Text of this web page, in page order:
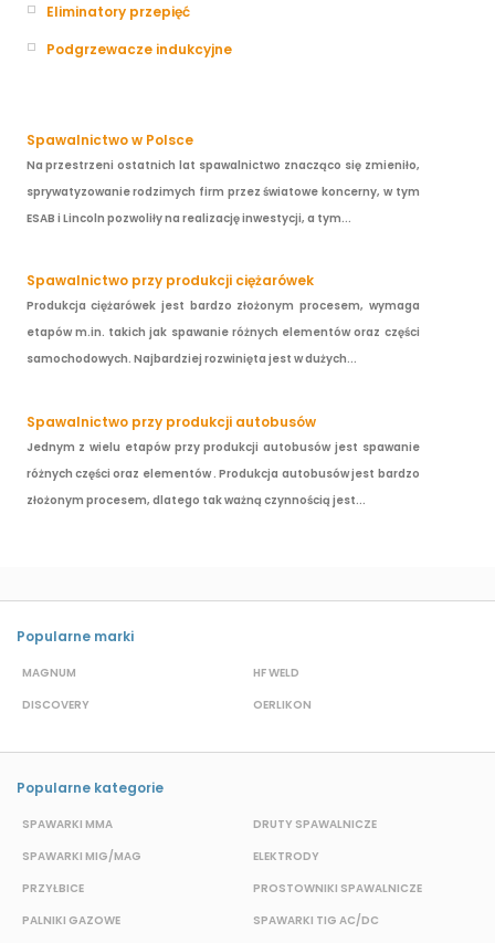
Eliminatory przepięć
Podgrzewacze indukcyjne
Spawalnictwo w Polsce
Na przestrzeni ostatnich lat spawalnictwo znacząco się zmieniło,
sprywatyzowanie rodzimych firm przez światowe koncerny, w tym
ESAB i Lincoln pozwoliły na realizację inwestycji, a tym...
Spawalnictwo przy produkcji ciężarówek
Produkcja ciężarówek jest bardzo złożonym procesem, wymaga
etapów m.in. takich jak spawanie różnych elementów oraz części
samochodowych. Najbardziej rozwinięta jest w dużych...
Spawalnictwo przy produkcji autobusów
Jednym z wielu etapów przy produkcji autobusów jest spawanie
różnych części oraz elementów . Produkcja autobusów jest bardzo
złożonym procesem, dlatego tak ważną czynnością jest...
Popularne marki
MAGNUM
DISCOVERY
HF WELD
OERLIKON
Popularne kategorie
SPAWARKI MMA
SPAWARKI MIG/MAG
PRZYŁBICE
PALNIKI GAZOWE
DRUTY SPAWALNICZE
ELEKTRODY
PROSTOWNIKI SPAWALNICZE
SPAWARKI TIG AC/DC